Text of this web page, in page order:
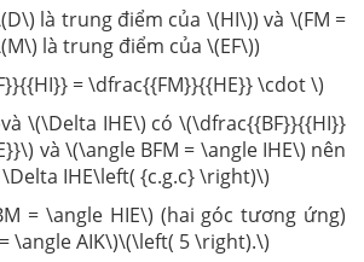
là trung điểm của \(HI\)) và \(FM =
là trung điểm của \(EF\))
= \dfrac{{FM}}{{HE}} \cdot \)
\(\Delta IHE\) có \(\dfrac{{BF}}{{HI}}
và \(\angle BFM = \angle IHE\) nên
IHE\left( {c.g.c} \right)\)
= \angle HIE\) (hai góc tương ứng)
\angle AIK\)\(\left( 5 \right).\)